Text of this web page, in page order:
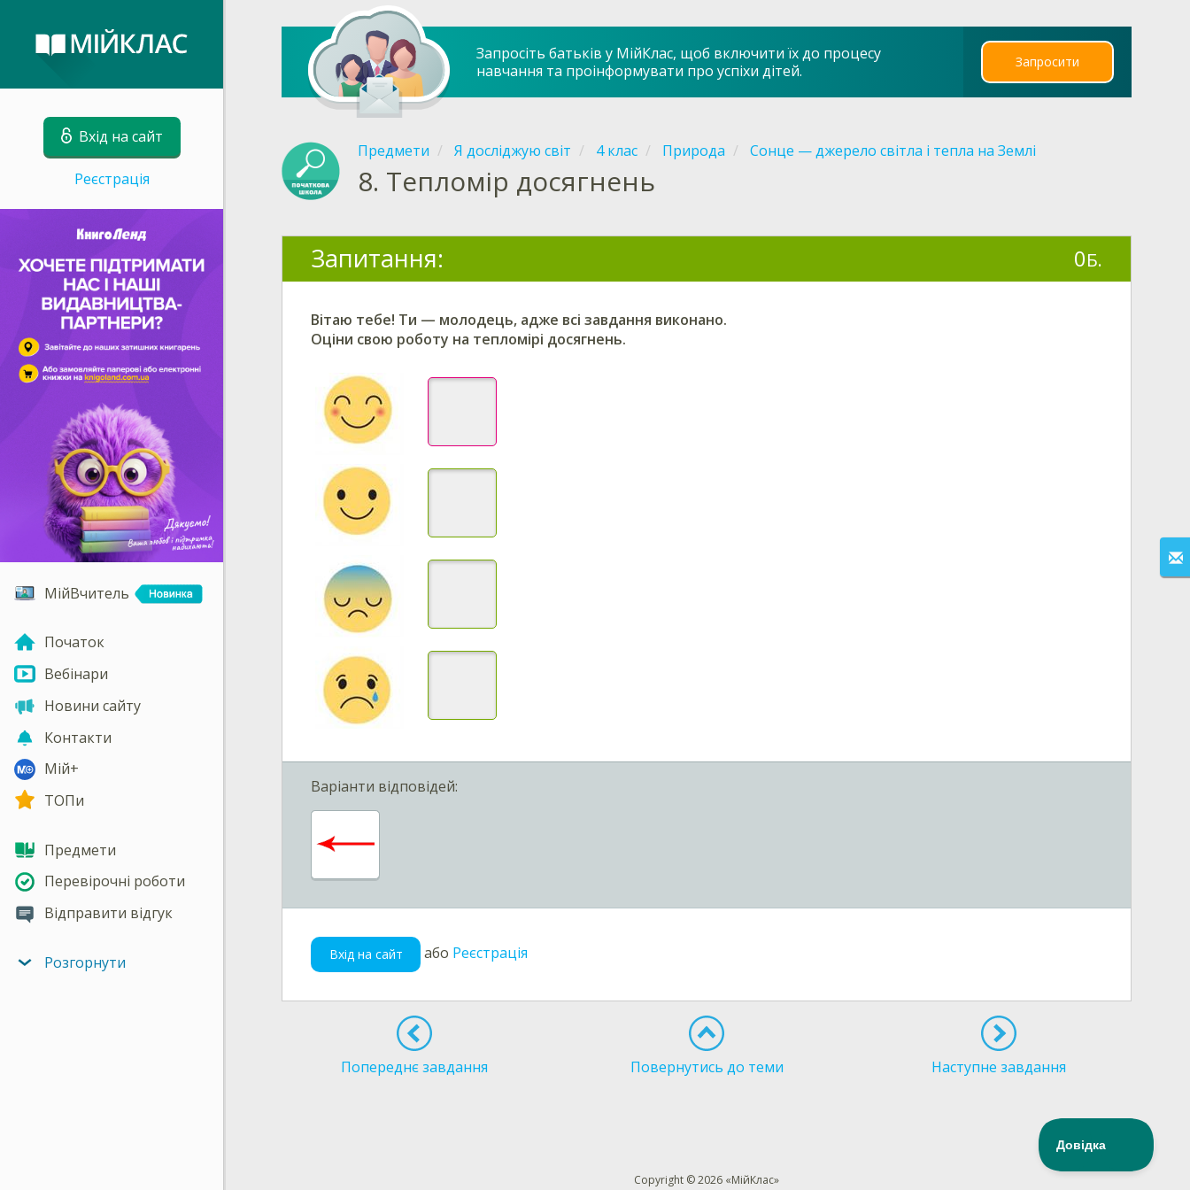
Вхід на сайт
Реєстрація
МійВчитель
Початок
Вебінари
Новини сайту
Контакти
Мій+
ТОПи
Предмети
Перевірочні роботи
Відправити відгук
Розгорнути
Запросіть батьків у МійКлас, щоб включити їх до процесу
навчання та проінформувати про успіхи дітей.
Запросити
Предмети Я досліджую світ 4 клас Природа Сонце — джерело світла і тепла на Землі
8. Тепломір досягнень
Запитання: 0Б.
Вітаю тебе! Ти — молодець, адже всі завдання виконано.
Оціни свою роботу на тепломірі досягнень.
Варіанти відповідей:
Вхід на сайт або Реєстрація
Попереднє завдання Повернутись до теми Наступне завдання
Copyright © 2026 «МійКлас»